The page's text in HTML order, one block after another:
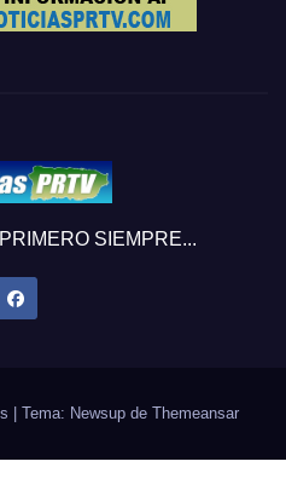
SIEMPRE...
| Tema: Newsup de Themeansar